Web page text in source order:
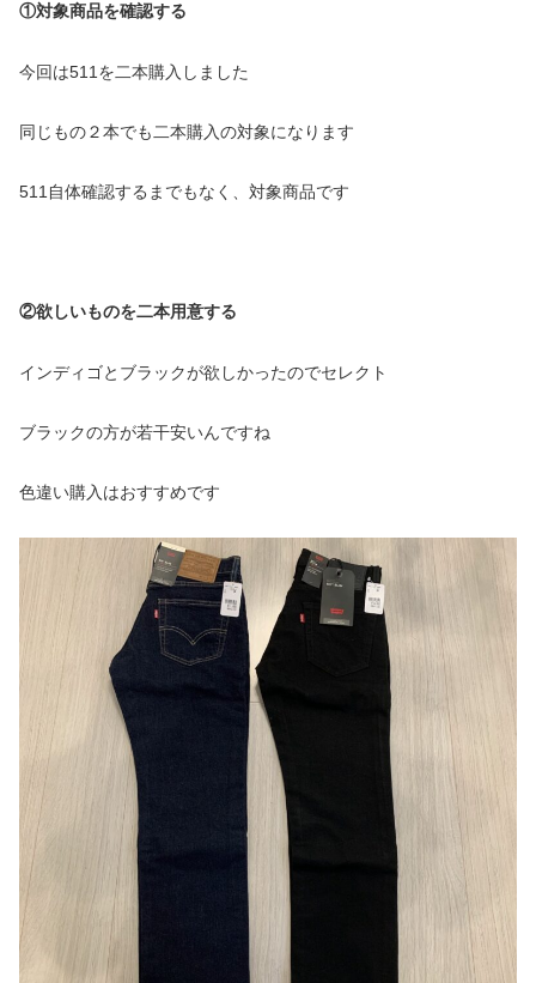
①対象商品を確認する
今回は511を二本購入しました
同じもの２本でも二本購入の対象になります
511自体確認するまでもなく、対象商品です
②欲しいものを二本用意する
インディゴとブラックが欲しかったのでセレクト
ブラックの方が若干安いんですね
色違い購入はおすすめです